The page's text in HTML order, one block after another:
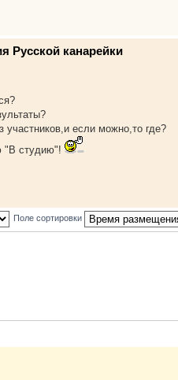
Русской канарейки
если можно,то где?
"В студию"!
Поле сортировки